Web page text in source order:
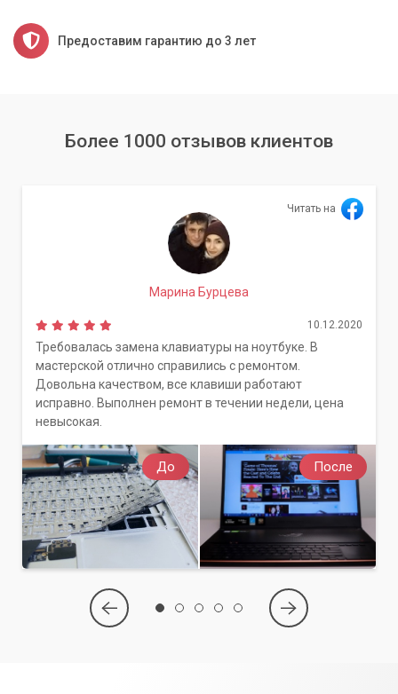
Предоставим гарантию до 3 лет
Более 1000 отзывов клиентов
До После
Читать на
Марина Бурцева
10.12.2020
Требовалась замена клавиатуры на ноутбуке. В
мастерской отлично справились с ремонтом.
Довольна качеством, все клавиши работают
исправно. Выполнен ремонт в течении недели, цена
невысокая.